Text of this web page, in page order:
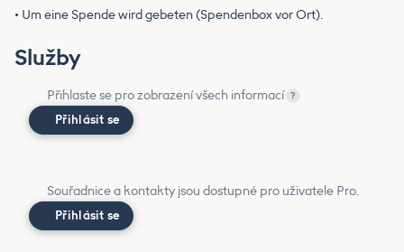
• Um eine Spende wird gebeten (Spendenbox vor Ort).
Služby
Přihlaste se pro zobrazení všech informací ?
Přihlásit se
Souřadnice a kontakty jsou dostupné pro uživatele Pro.
Přihlásit se